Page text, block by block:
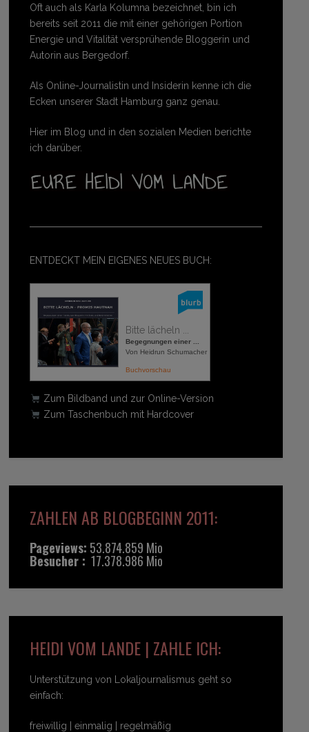
Oft auch als Karla Kolumna bezeichnet, bin ich
bereits seit 2011 die mit einer gehörigen Portion
Energie und Vitalität versprühende Bloggerin und
Autorin aus Bergedorf.
Als Online-Journalistin und Insiderin kenne ich die
Ecken unserer Stadt Hamburg ganz genau.
Hier im Blog und in den sozialen Medien berichte
ich darüber.
ENTDECKT MEIN EIGENES NEUES BUCH:
Bitte lächeln ...
Begegnungen einer ...
Von Heidrun Schumacher
Buchvorschau
Zum Bildband und zur Online-Version
Zum Taschenbuch mit Hardcover
ZAHLEN AB BLOGBEGINN 2011:
Pageviews: 53.874.859 Mio
Besucher : 17.378.986 Mio
HEIDI VOM LANDE | ZAHLE ICH:
Unterstützung von Lokaljournalismus geht so
einfach:
freiwillig | einmalig | regelmäßig